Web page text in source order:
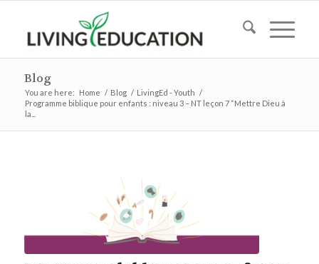
Blog
You are here: Home / Blog / LivingEd - Youth /
Programme biblique pour enfants : niveau 3 – NT leçon 7 “Mettre Dieu à
la...